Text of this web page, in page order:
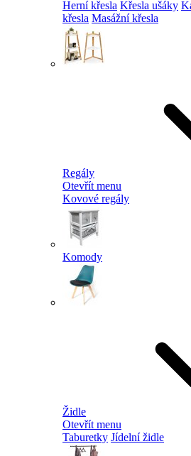
Herní křesla Křesla ušáky
křesla Masážní křesla
Regály
Otevřít menu
Kovové regály
Komody
Židle
Otevřít menu
Taburetky Jídelní židle